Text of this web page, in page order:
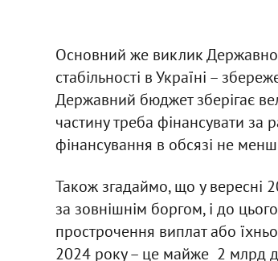
Основний же виклик
стабільності в Україні –
Державний бюджет зберігає
частину треба фінансувати за
фінансування в обсязі не
Також згадаймо, що у вересні
за зовнішнім боргом, і до
прострочення виплат або
2024 року – це майже 2 млрд